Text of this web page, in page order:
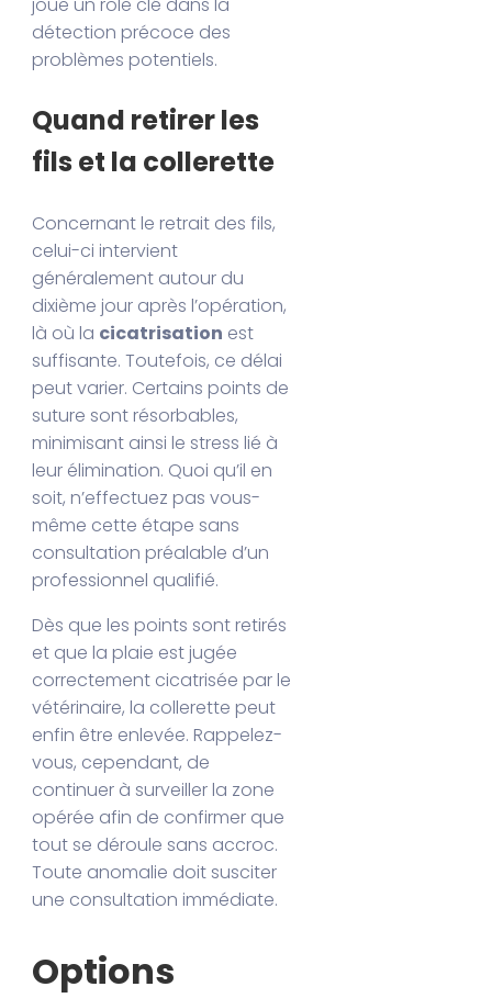
joue un rôle clé dans la
détection précoce des
problèmes potentiels.
Quand retirer les
fils et la collerette
Concernant le retrait des fils,
celui-ci intervient
généralement autour du
dixième jour après l’opération,
là où la cicatrisation est
suffisante. Toutefois, ce délai
peut varier. Certains points de
suture sont résorbables,
minimisant ainsi le stress lié à
leur élimination. Quoi qu’il en
soit, n’effectuez pas vous-
même cette étape sans
consultation préalable d’un
professionnel qualifié.
Dès que les points sont retirés
et que la plaie est jugée
correctement cicatrisée par le
vétérinaire, la collerette peut
enfin être enlevée. Rappelez-
vous, cependant, de
continuer à surveiller la zone
opérée afin de confirmer que
tout se déroule sans accroc.
Toute anomalie doit susciter
une consultation immédiate.
Options